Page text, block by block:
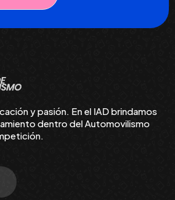
y pasión. En el IAD brindamos
dentro del Automovilismo